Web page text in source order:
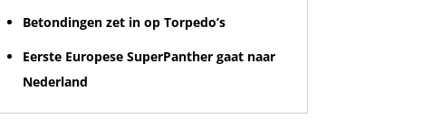
Betondingen zet in op Torpedo’s
Eerste Europese SuperPanther gaat naar
Nederland